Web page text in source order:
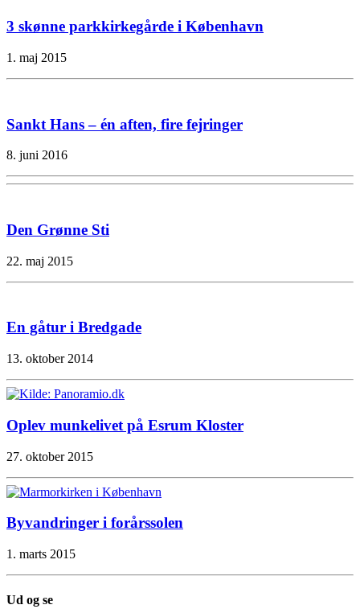
3 skønne parkkirkegårde i København
1. maj 2015
Sankt Hans – én aften, fire fejringer
8. juni 2016
Den Grønne Sti
22. maj 2015
En gåtur i Bredgade
13. oktober 2014
Oplev munkelivet på Esrum Kloster
27. oktober 2015
Byvandringer i forårssolen
1. marts 2015
Ud og se